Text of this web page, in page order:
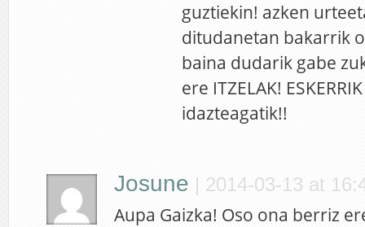
guztiekin! azken
ditudanetan bakarrik
baina dudarik gabe
ere ITZELAK!
idazteagatik!!
Josune | 2014-03-13 at
Aupa Gaizka! Oso ona berriz